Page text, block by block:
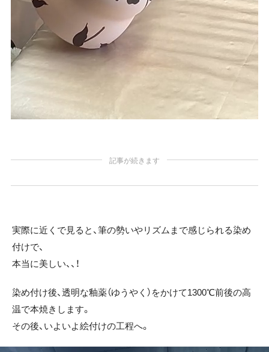
記事が続きます
実際に近くで見ると、筆の勢いやリズムまで感じられる染め
付けで、
本当に美しい、、！
染め付け後、透明な釉薬（ゆうやく）をかけて1300℃前後の高
温で本焼きします。
その後、いよいよ絵付けの工程へ。